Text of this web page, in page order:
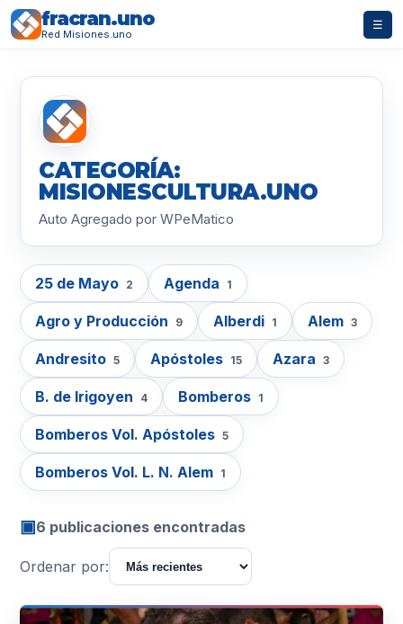
fracran.uno
Red Misiones.uno
☰
CATEGORÍA:
MISIONESCULTURA.UNO
Auto Agregado por WPeMatico
25 de Mayo 2 Agenda 1
Agro y Producción 9 Alberdi 1 Alem 3
Andresito 5 Apóstoles 15 Azara 3
B. de Irigoyen 4 Bomberos 1
Bomberos Vol. Apóstoles 5
Bomberos Vol. L. N. Alem 1
▣6 publicaciones encontradas
Ordenar por: